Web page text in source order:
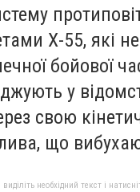
Х-55, які
бойової
у
свою
що
необхідний текст і